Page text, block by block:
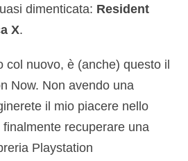
dimenticata: Resident
X.
col nuovo, è (anche) questo il
Now. Non avendo una
il mio piacere nello
recuperare una
Playstation